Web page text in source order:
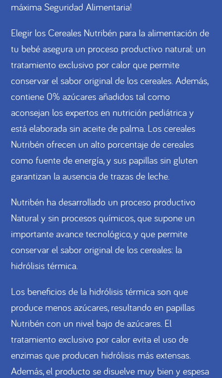
máxima Seguridad Alimentaria!
Elegir los Cereales Nutribén para la alimentación de
tu bebé asegura un proceso productivo natural: un
tratamiento exclusivo por calor que permite
conservar el sabor original de los cereales. Además,
contiene 0% azúcares añadidos tal como
aconsejan los expertos en nutrición pediátrica y
está elaborada sin aceite de palma. Los cereales
Nutribén ofrecen un alto porcentaje de cereales
como fuente de energía, y sus papillas sin gluten
garantizan la ausencia de trazas de leche.
Nutribén ha desarrollado un proceso productivo
Natural y sin procesos químicos, que supone un
importante avance tecnológico, y que permite
conservar el sabor original de los cereales: la
hidrólisis térmica.
Los beneficios de la hidrólisis térmica son que
produce menos azúcares, resultando en papillas
Nutribén con un nivel bajo de azúcares. El
tratamiento exclusivo por calor evita el uso de
enzimas que producen hidrólisis más extensas.
Además, el producto se disuelve muy bien y espesa